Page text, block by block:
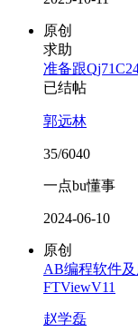
原创
求助
准备跟
已结帖
郭远林
35/6040
一点bu懂事
2024-06-10
原创
AB编程软件
FTViewV11
赵学磊